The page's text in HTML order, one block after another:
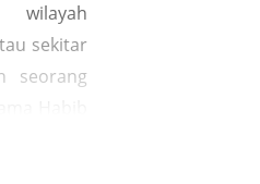
sekitar
seorang
atau
ini